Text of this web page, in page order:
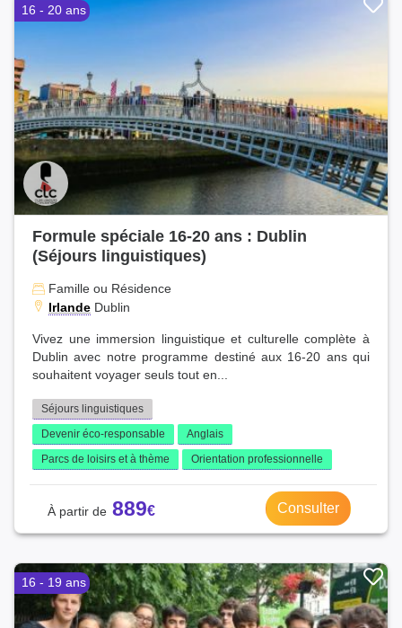
16 - 20 ans
Formule spéciale 16-20 ans : Dublin
(Séjours linguistiques)
Famille ou Résidence
Irlande Dublin
Vivez une immersion linguistique et culturelle complète à
Dublin avec notre programme destiné aux 16‑20 ans qui
souhaitent voyager seuls tout en...
Séjours linguistiques
Devenir éco-responsable
Anglais
Parcs de loisirs et à thème
Orientation professionnelle
889 Consulter
16 - 19 ans